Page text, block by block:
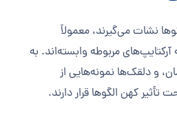
نشات می‌گیرند، معمولاً
مربوطه وابسته‌اند. به
و دلقک‌ها نمونه‌هایی از
کهن الگوها قرار دارند.